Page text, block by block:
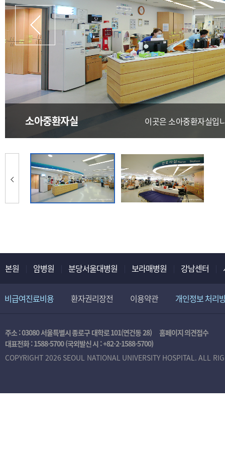
소아중환자실 이곳은 소아중환자실입
Prev
본원 암병원 분당서울대병원 보라매병원 강남센터
비급여진료비용 환자권리장전 이용약관 개인정보 처리
주소 : 03080 서울특별시 종로구 대학로 101(연건동 28)
홈페이지 의견접수
대표전화 :1588-5700(국외발신 시 :+82-2-1588-5700)
COPYRIGHT 2026 SEOUL NATIONAL UNIVERSITY HOSPITAL. ALL